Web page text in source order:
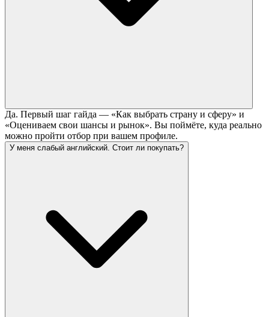
Да. Первый шаг гайда — «Как выбрать страну и сферу» и
«Оцениваем свои шансы и рынок». Вы поймёте, куда реально
можно пройти отбор при вашем профиле.
У меня слабый английский. Стоит ли покупать?